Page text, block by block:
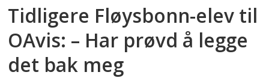
Tidligere Fløysbonn-elev til
OAvis: – Har prøvd å legge
det bak meg